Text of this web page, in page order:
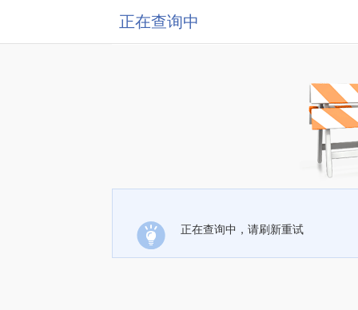
正在查询中
正在查询中，请刷新重试